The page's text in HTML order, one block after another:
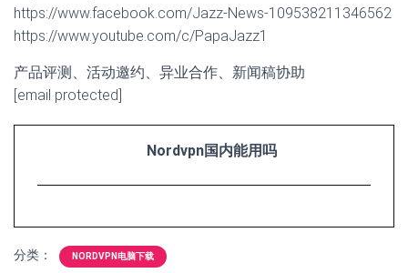
https://www.facebook.com/Jazz-News-109538211346562
https://www.youtube.com/c/PapaJazz1
产品评测、活动邀约、异业合作、新闻稿协助
[email protected]
Nordvpn国内能用吗
分类： NORDVPN电脑下载